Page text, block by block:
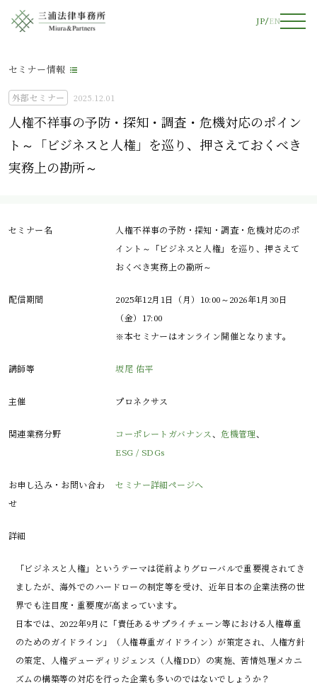
JP EN
セミナー情報
外部セミナー 2025.12.01
人権不祥事の予防・探知・調査・危機対応のポイン
ト～「ビジネスと人権」を巡り、押さえておくべき
実務上の勘所～
セミナー名
人権不祥事の予防・探知・調査・危機対応のポ
イント～「ビジネスと人権」を巡り、押さえて
おくべき実務上の勘所～
配信期間
2025年12月1日（月）10:00～2026年1月30日
（金）17:00
※本セミナーはオンライン開催となります。
講師等 坂尾 佑平
主催 プロネクサス
関連業務分野 コーポレートガバナンス、危機管理、
ESG / SDGs
お申し込み・お問い合わ
せ
セミナー詳細ページへ
詳細
「ビジネスと人権」というテーマは従前よりグローバルで重要視されてき
ましたが、海外でのハードローの制定等を受け、近年日本の企業法務の世
界でも注目度・重要度が高まっています。
日本では、2022年9月に「責任あるサプライチェーン等における人権尊重
のためのガイドライン」（人権尊重ガイドライン）が策定され、人権方針
の策定、人権デューディリジェンス（人権DD）の実施、苦情処理メカニ
ズムの構築等の対応を行った企業も多いのではないでしょうか？